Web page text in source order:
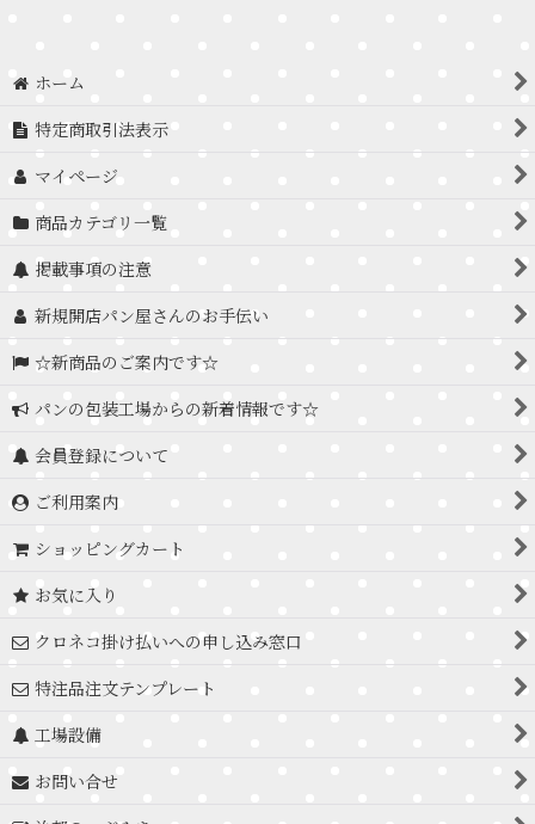
ホーム
特定商取引法表示
マイページ
商品カテゴリ一覧
掲載事項の注意
新規開店パン屋さんのお手伝い
☆新商品のご案内です☆
パンの包装工場からの新着情報です☆
会員登録について
ご利用案内
ショッピングカート
お気に入り
クロネコ掛け払いへの申し込み窓口
特注品注文テンプレート
工場設備
お問い合せ